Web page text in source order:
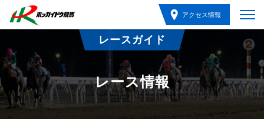
アクセス情報
レースガイド
レース情報